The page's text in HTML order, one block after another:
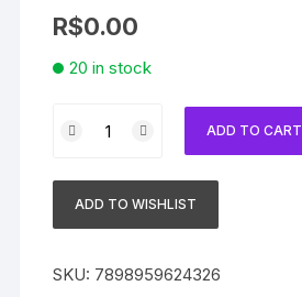
R$0.00
20 in stock
de
3YM81L
ADD TO CART
ADD TO WISHLIST
SKU: 7898959624326